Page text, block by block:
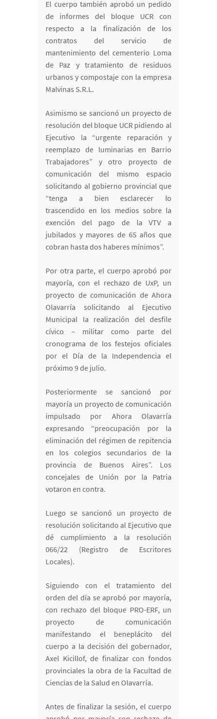
El cuerpo también aprobó un pedido
de informes del bloque UCR con
respecto a la finalización de los
contratos del servicio de
mantenimiento del cementerio Loma
de Paz y tratamiento de residuos
urbanos y compostaje con la empresa
Malvinas S.R.L.
Asimismo se sancionó un proyecto de
resolución del bloque UCR pidiendo al
Ejecutivo la “urgente reparación y
reemplazo de luminarias en Barrio
Trabajadores” y otro proyecto de
comunicación del mismo espacio
solicitando al gobierno provincial que
“tenga a bien esclarecer lo
trascendido en los medios sobre la
exención del pago de la VTV a
jubilados y mayores de 65 años que
cobran hasta dos haberes mínimos”.
Por otra parte, el cuerpo aprobó por
mayoría, con el rechazo de UxP, un
proyecto de comunicación de Ahora
Olavarría solicitando al Ejecutivo
Municipal la realización del desfile
cívico – militar como parte del
cronograma de los festejos oficiales
por el Día de la Independencia el
próximo 9 de julio.
Posteriormente se sancionó por
mayoría un proyecto de comunicación
impulsado por Ahora Olavarría
expresando “preocupación por la
eliminación del régimen de repitencia
en los colegios secundarios de la
provincia de Buenos Aires”. Los
concejales de Unión por la Patria
votaron en contra.
Luego se sancionó un proyecto de
resolución solicitando al Ejecutivo que
dé cumplimiento a la resolución
066/22 (Registro de Escritores
Locales).
Siguiendo con el tratamiento del
orden del día se aprobó por mayoría,
con rechazo del bloque PRO-ERF, un
proyecto de comunicación
manifestando el beneplácito del
cuerpo a la decisión del gobernador,
Axel Kicillof, de finalizar con fondos
provinciales la obra de la Facultad de
Ciencias de la Salud en Olavarría.
Antes de finalizar la sesión, el cuerpo